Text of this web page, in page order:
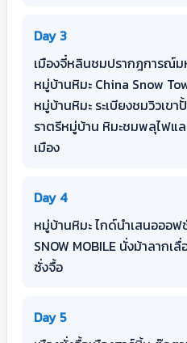
Day 3
เมืองจี๋หลินชมปรากฎการณ์
หมู่บ้านหิมะ China Snow
หมู่บ้านหิมะ ระเบียงชมวิวเข
ราตรีหมู่บ้าน หิมะชมพลุไฟแ
เมือง
Day 4
หมู่บ้านหิมะ ไกด์นำเสนอออ
SNOW MOBILE นั่งม้าลาก
ซั่งจื้อ
Day 5